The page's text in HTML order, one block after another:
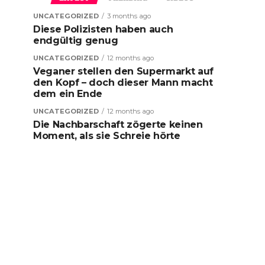
UNCATEGORIZED 3 months ago
Diese Polizisten haben auch
endgültig genug
UNCATEGORIZED 12 months ago
Veganer stellen den Supermarkt auf
den Kopf – doch dieser Mann macht
dem ein Ende
UNCATEGORIZED 12 months ago
Die Nachbarschaft zögerte keinen
Moment, als sie Schreie hörte